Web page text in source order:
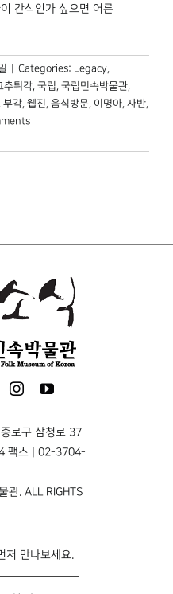
간식인가 싶으면 어른
Categories: Legacy,
추튀각, 국립, 국립민속박물관,
, 부각, 웹진, 음식방문, 이명아, 자반,
로구 삼청로 37
팩스 | 02-3704-
. ALL RIGHTS
저 만나보세요.